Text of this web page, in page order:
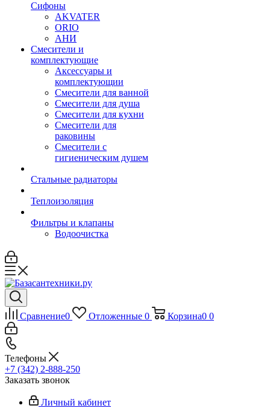
Сифоны
AKVATER
ORIO
АНИ
Смесители и
комплектующие
Аксессуары и
комплектующии
Смесители для ванной
Смесители для душа
Смесители для кухни
Смесители для
раковины
Смесители с
гигиеническим душем
Стальные радиаторы
Теплоизоляция
Фильтры и клапаны
Водоочистка
Сравнение0 Отложенные 0 Корзина0 0
Телефоны
+7 (342) 2-888-250
Заказать звонок
Личный кабинет